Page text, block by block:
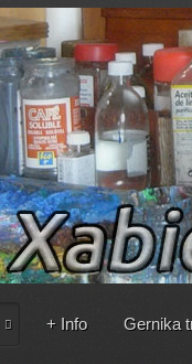
+ Info Gernika